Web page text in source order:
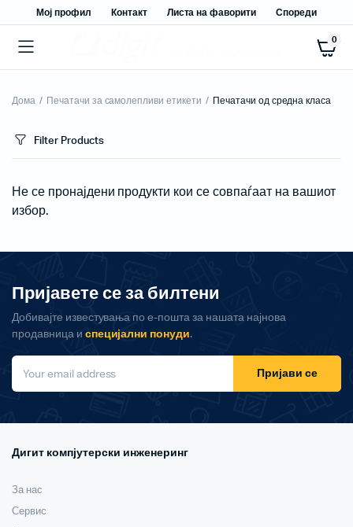
Мој профил Контакт Листа на фаворити Спореди
0
Дома Печатачи за самолепливи етикети Печатачи од средна класа
Filter Products
Не се пронајдени продукти кои се совпаѓаат на вашиот
избор.
Пријавете се за билтени
Добивајте известувања по е-пошта за нашата најнова
продавница и специјални понуди.
Пријави се
Дигит компјутерски инженеринг
За нас
Сервис